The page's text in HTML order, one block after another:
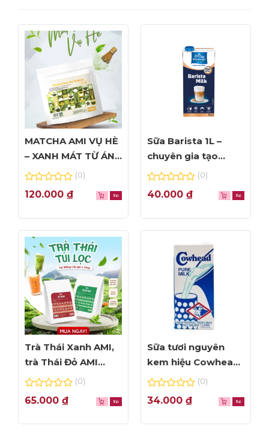
MATCHA AMI VỤ HÈ
– XANH MÁT TỪ ÁNH
NHÌN ĐẦU TIÊN
0
out
5
(0)
120.000 ₫
Sữa Barista 1L –
chuyên gia tạo
Foam đỉnh cao
0
out
5
(0)
40.000 ₫
Trà Thái Xanh AMI,
trà Thái Đỏ AMI
thơm ngon, túi lọc
0
out
5
(0)
65.000 ₫
Sữa tươi nguyên
kem hiệu Cowhead
– hộp 1L
0
out
5
(0)
34.000 ₫